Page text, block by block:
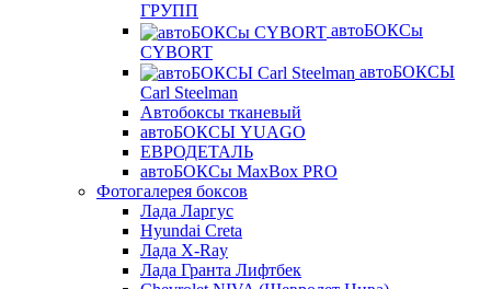
ГРУПП
автоБОКСы
CYBORT
автоБОКСЫ
Carl Steelman
Автобоксы тканевый
автоБОКСЫ YUAGO
ЕВРОДЕТАЛЬ
автоБОКСы MaxBox PRO
Фотогалерея боксов
Лада Ларгус
Hyundai Creta
Лада X-Ray
Лада Гранта Лифтбек